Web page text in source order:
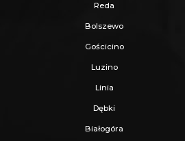
Reda
Bolszewo
Gościcino
Luzino
Linia
Dębki
Białogóra